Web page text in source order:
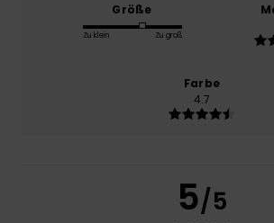
Größe
Zu klein Zu groß
Farbe
4.7
5/5